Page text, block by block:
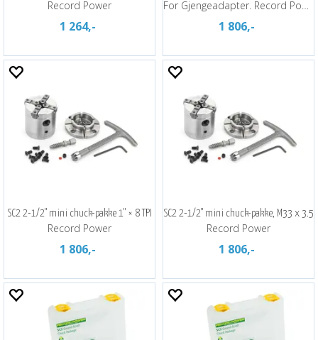
Record Power
1 264,-
For Gjengeadapter. Record Power
1 806,-
SC2 2-1/2" mini chuck-pakke 1" × 8 TPI
Record Power
1 806,-
SC2 2-1/2" mini chuck-pakke, M33 x 3.5
Record Power
1 806,-